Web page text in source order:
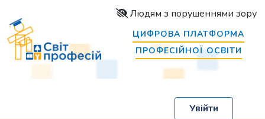
Людям з порушеннями зору
ЦИФРОВА ПЛАТФОРМА
ПРОФЕСІЙНОЇ ОСВІТИ
Увійти